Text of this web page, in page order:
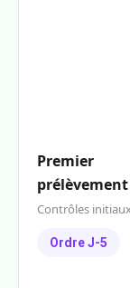
Premier
prélèvement
Contrôles
Ordre J-5